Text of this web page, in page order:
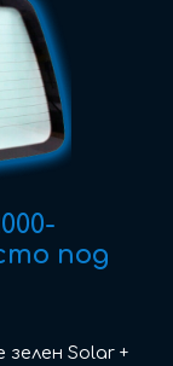
под
зелен Solar +